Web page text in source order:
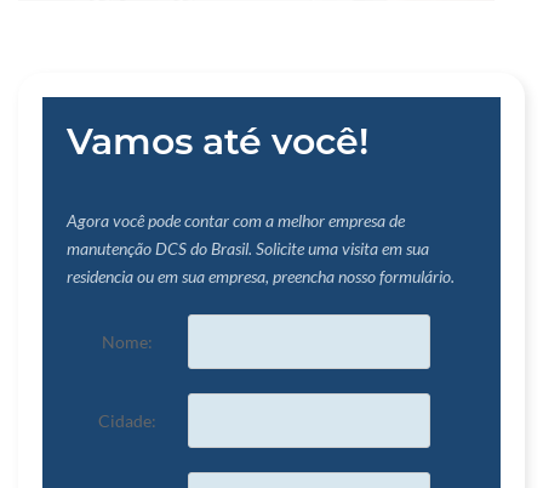
Vamos até você!
Agora você pode contar com a melhor empresa de
manutenção DCS do Brasil. Solicite uma visita em sua
residencia ou em sua empresa, preencha nosso formulário.
Nome:
Cidade: